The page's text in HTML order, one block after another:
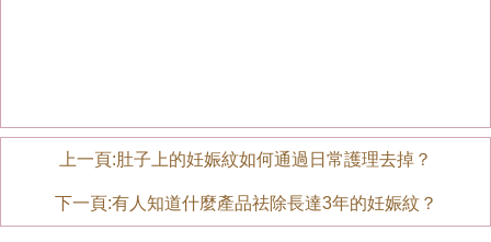
上一頁:肚子上的妊娠紋如何通過日常護理去掉？
下一頁:有人知道什麼產品祛除長達3年的妊娠紋？